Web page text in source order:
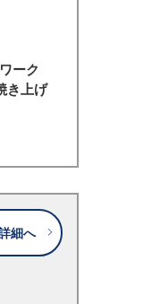
ーク
き上げ
細へ